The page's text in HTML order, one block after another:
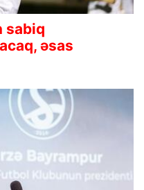
sabiq
əsas